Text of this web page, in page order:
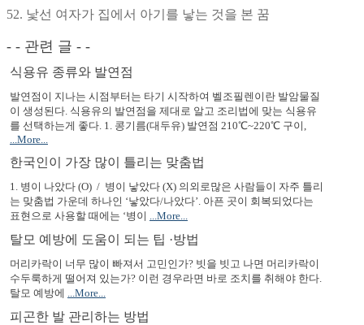
52. 낯선 여자가 집에서 아기를 낳는 것을 본 꿈
- - 관련 글 - -
식용유 종류와 발연점
발연점이 지나는 시점부터는 타기 시작하여 벨조필렌이란 발암물질
이 생성된다. 식용유의 발연점을 제대로 알고 조리법에 맞는 식용유
를 선택하는게 좋다. 1. 콩기름(대두유) 발연점 210℃~220℃ 구이,
...More...
한국인이 가장 많이 틀리는 맞춤법
1. 병이 나았다 (O) / 병이 낳았다 (X) 의외로많은 사람들이 자주 틀리
는 맞춤법 가운데 하나인 ‘낳았다/나았다’. 아픈 곳이 회복되었다는
표현으로 사용할 때에는 ‘병이 ...More...
탈모 예방에 도움이 되는 팁 ·방법
머리카락이 너무 많이 빠져서 고민인가? 빗을 빗고 나면 머리카락이
수두룩하게 떨어져 있는가? 이런 경우라면 바로 조치를 취해야 한다.
탈모 예방에 ...More...
피곤한 발 관리하는 방법